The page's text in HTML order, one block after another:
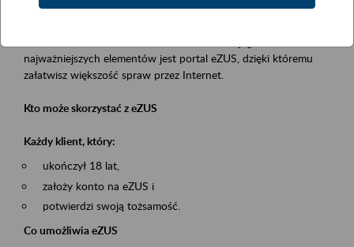
Platforma Usług Elektronicznych eZUS
najważniejszych elementów jest portal eZUS, dzięki któremu
załatwisz większość spraw przez Internet.
Kto może skorzystać z eZUS
Każdy klient, który:
ukończył 18 lat,
założy konto na eZUS i
potwierdzi swoją tożsamość.
Co umożliwia eZUS